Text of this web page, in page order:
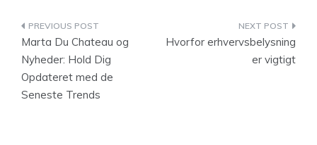
Indlægsnavigation
Marta Du Chateau og
Nyheder: Hold Dig
Opdateret med de
Seneste Trends
Hvorfor erhvervsbelysning
er vigtigt